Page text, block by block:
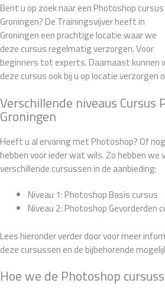
Bent u op zoek naar een Photoshop
Groningen? De Trainingsvijver heeft in
Groningen een prachtige locatie waar we
deze cursus regelmatig verzorgen. Voor
beginners tot experts. Daarnaast kunnen
deze cursus ook bij u op locatie
Verschillende niveaus Cursus
Groningen
Heeft u al ervaring met Photoshop? Of
hebben voor ieder wat wils. Zo hebben we
verschillende cursussen in de aanbieding:
Niveau 1: Photoshop Basis cursus
Niveau 2: Photoshop Gevorderden
Lees hieronder verder door voor meer
deze cursussen en de bijbehorende
Hoe we de Photoshop